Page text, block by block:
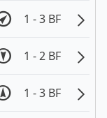
1 - 3 BF
1 - 2 BF
1 - 3 BF